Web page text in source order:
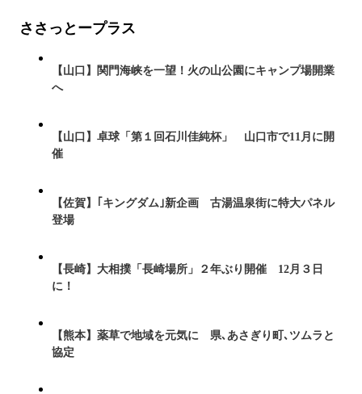
ささっとープラス
【山口】関門海峡を一望！火の山公園にキャンプ場開業
へ
【山口】卓球「第１回石川佳純杯」 山口市で11月に開
催
【佐賀】｢キングダム｣新企画 古湯温泉街に特大パネル
登場
【長崎】大相撲「長崎場所」２年ぶり開催 12月３日
に！
【熊本】薬草で地域を元気に 県､あさぎり町､ツムラと
協定